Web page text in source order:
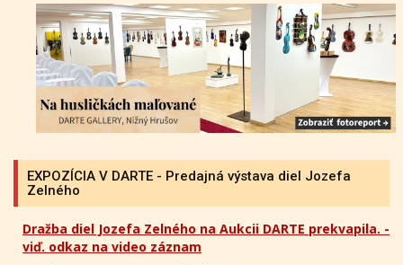
EXPOZÍCIA V DARTE - Predajná výstava diel Jozefa
Zelného
Dražba diel Jozefa Zelného na Aukcii DARTE prekvapila. -
viď. odkaz na video záznam